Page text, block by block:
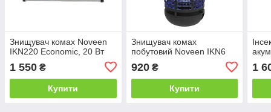
Знищувач комах Noveen
IKN220 Economic, 20 Вт
1 550 ₴
Купити
Знищувач комах
побутовий Noveen IKN6
920₴
Купити
1